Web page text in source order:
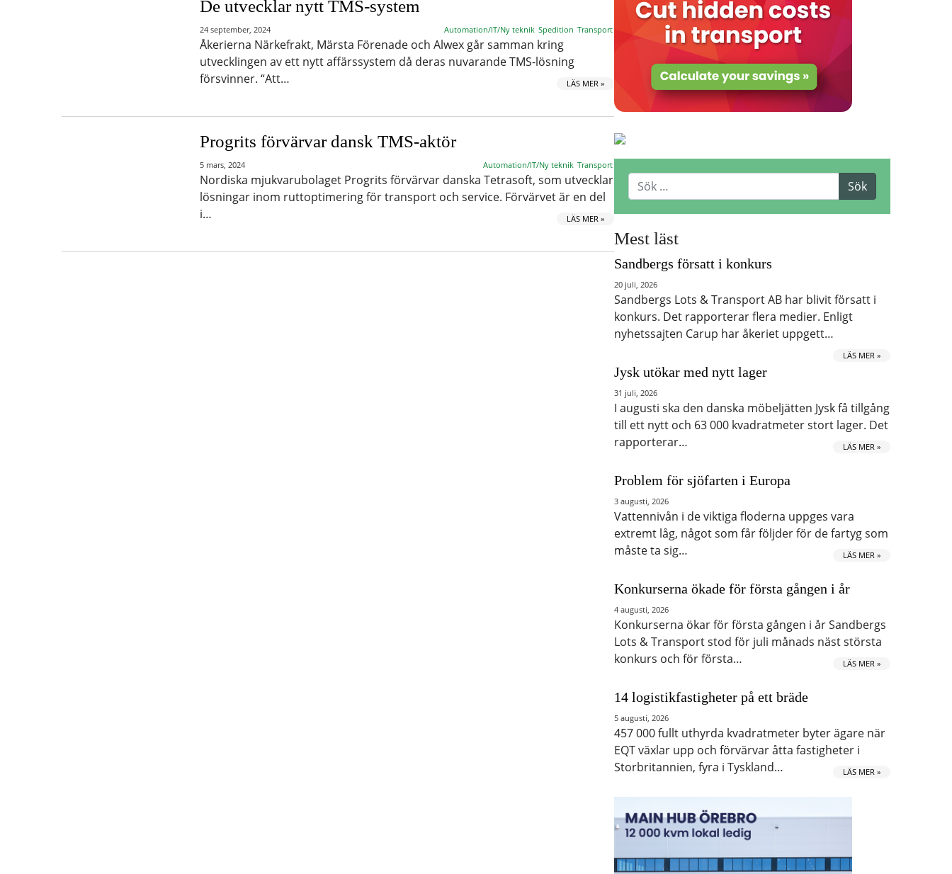
De utvecklar nytt TMS-system
24 september, 2024 Automation/IT/Ny teknik Spedition Transport
Åkerierna Närkefrakt, Märsta Förenade och Alwex går samman kring
utvecklingen av ett nytt affärssystem då deras nuvarande TMS-lösning
försvinner. “Att…
LÄS MER »
Progrits förvärvar dansk TMS-aktör
5 mars, 2024 Automation/IT/Ny teknik Transport
Nordiska mjukvarubolaget Progrits förvärvar danska Tetrasoft, som utvecklar
lösningar inom ruttoptimering för transport och service. Förvärvet är en del
i…
LÄS MER »
Mest läst
Sandbergs försatt i konkurs
20 juli, 2026
Sandbergs Lots & Transport AB har blivit försatt i
konkurs. Det rapporterar flera medier. Enligt
nyhetssajten Carup har åkeriet uppgett…
LÄS MER »
Jysk utökar med nytt lager
31 juli, 2026
I augusti ska den danska möbeljätten Jysk få tillgång
till ett nytt och 63 000 kvadratmeter stort lager. Det
rapporterar…
LÄS MER »
Problem för sjöfarten i Europa
3 augusti, 2026
Vattennivån i de viktiga floderna uppges vara
extremt låg, något som får följder för de fartyg som
måste ta sig…
LÄS MER »
Konkurserna ökade för första gången i år
4 augusti, 2026
Konkurserna ökar för första gången i år Sandbergs
Lots & Transport stod för juli månads näst största
konkurs och för första…
LÄS MER »
14 logistikfastigheter på ett bräde
5 augusti, 2026
457 000 fullt uthyrda kvadratmeter byter ägare när
EQT växlar upp och förvärvar åtta fastigheter i
Storbritannien, fyra i Tyskland…
LÄS MER »